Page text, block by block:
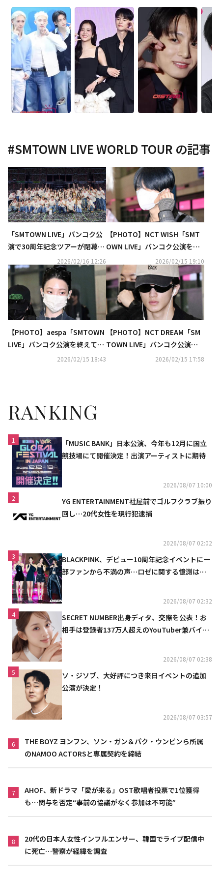
#SMTOWN LIVE WORLD TOUR の記事
「SMTOWN LIVE」バンコク公
演で30周年記念ツアーが閉幕！
コラボやソロまで、4時間越え
の多彩なステージ
2026/02/16 12:26
【PHOTO】NCT WISH「SMT
OWN LIVE」バンコク公演を終
えて韓国に到着（動画あり）
2026/02/15 19:10
【PHOTO】aespa「SMTOWN
LIVE」バンコク公演を終えて韓
国に到着（動画あり）2026/02/15 18:43
【PHOTO】NCT DREAM「SM
TOWN LIVE」バンコク公演を
終えて韓国に到着（動画あり）
2026/02/15 17:58
RANKING
1
「MUSIC BANK」日本公演、今年も12月に国立
競技場にて開催決定！出演アーティストに期待
2026/08/07 10:00
2
YG ENTERTAINMENT社屋前でゴルフクラブ振り
回し…20代女性を現行犯逮捕
2026/08/07 02:02
3
BLACKPINK、デビュー10周年記念イベントに一
部ファンから不満の声…ロゼに関する憶測は否
2026/08/07 02:32
4
SECRET NUMBER出身ディタ、交際を公表！お
相手は登録者137万人超えのYouTuber兼バイオ
2026/08/07 02:38
5
ソ・ジソブ、大好評につき来日イベントの追加
公演が決定！
2026/08/07 03:57
6
THE BOYZ ヨンフン、ソン・ガン＆パク・ウンビンら所属
のNAMOO ACTORSと専属契約を締結
7
AHOF、新ドラマ「愛が来る」OST歌唱者投票で1位獲得
も…関与を否定“事前の協議がなく参加は不可能”
8
20代の日本人女性インフルエンサー、韓国でライブ配信中
に死亡…警察が経緯を調査